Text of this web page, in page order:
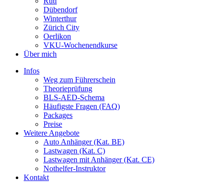
Dübendorf
Winterthur
Zürich City
Oerlikon
VKU-Wochenendkurse
Über mich
Infos
Weg zum Führerschein
Theorieprüfung
BLS-AED-Schema
Häufigste Fragen (FAQ)
Packages
Preise
Weitere Angebote
Auto Anhänger (Kat. BE)
Lastwagen (Kat. C)
Lastwagen mit Anhänger (Kat. CE)
Nothelfer-Instruktor
Kontakt